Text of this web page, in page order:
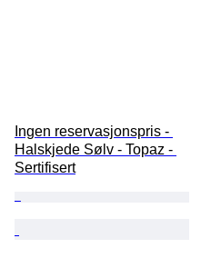
Ingen reservasjonspris -
Halskjede Sølv - Topaz -
Sertifisert